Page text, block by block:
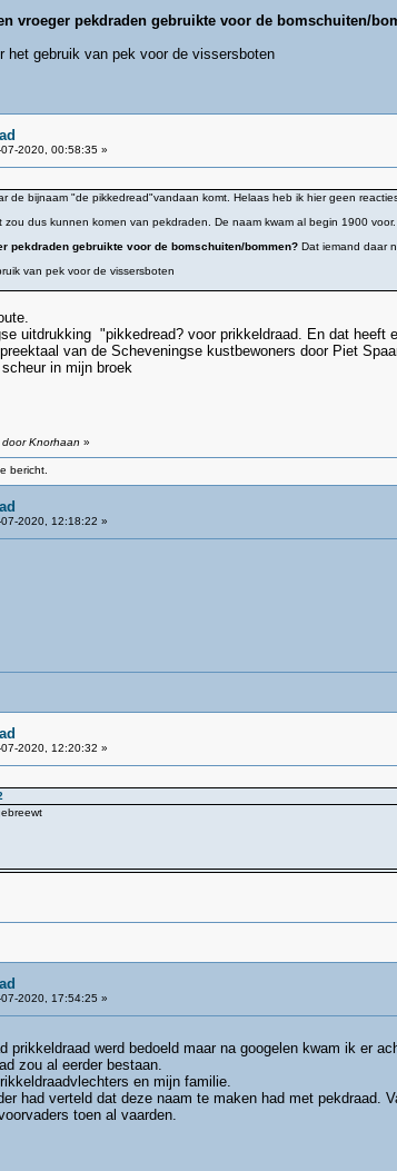
vroeger pekdraden gebruikte voor de bomschuiten/
het gebruik van pek voor de vissersboten
2020, 00:58:35 »
de bijnaam "de pikkedread"vandaan komt. Helaas heb ik hier geen
dus kunnen komen van pekdraden. De naam kwam al begin 1900 voor.
pekdraden gebruikte voor de bomschuiten/bommen? Dat iemand daar
van pek voor de vissersboten
uitdrukking "pikkedread? voor prikkeldraad. En dat
van de Scheveningse kustbewoners door Piet
in mijn broek
Knorhaan »
bericht.
2020, 12:18:22 »
2020, 12:20:32 »
2020, 17:54:25 »
prikkeldraad werd bedoeld maar na googelen kwam ik er
zou al eerder bestaan.
en mijn familie.
had verteld dat deze naam te maken had met pekdraad.
toen al vaarden.